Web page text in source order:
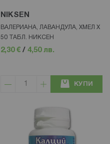
NIKSEN
ВАЛЕРИАНА, ЛАВАНДУЛА, ХМЕЛ X
50 ТАБЛ. НИКСЕН
2,30 € / 4,50 лв.
КУПИ